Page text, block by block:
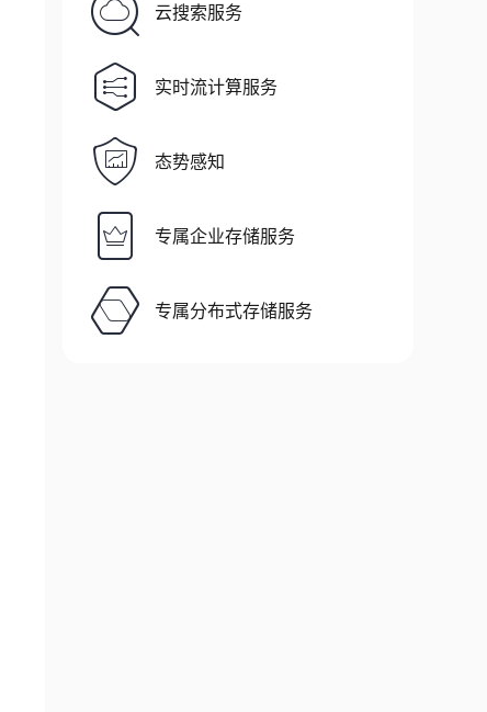
云搜索服务
实时流计算服务
态势感知
专属企业存储服务
专属分布式存储服务